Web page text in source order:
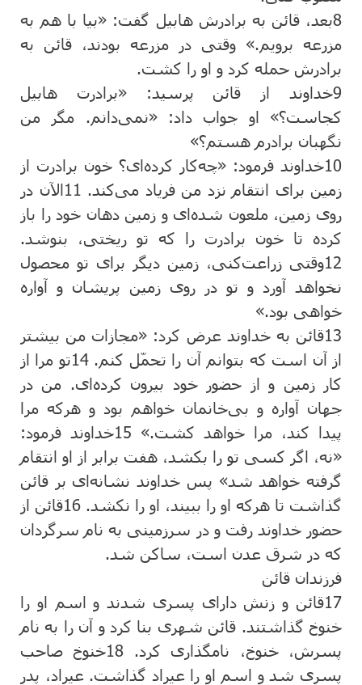
8بعد، قائن ‌به ‌برادرش‌ هابیل ‌گفت‌: «بیا با هم‌ به‌
مزرعه ‌برویم‌.» وقتی در مزرعه ‌بودند، قائن ‌به
‌برادرش‌ حمله‌ كرد و او را كشت‌.
9خداوند از قائن‌ پرسید: «برادرت ‌هابیل‌
كجاست‌؟» او جواب ‌داد: «نمی‌دانم‌. مگر من
‌نگهبان‌ برادرم‌ هستم‌؟»
10خداوند فرمود: «چه‌كار كرده‌ای‌؟ خون‌ برادرت‌ از
زمین‌ برای انتقام‌ نزد من‌ فریاد می‌كند. 11الآن‌ در
روی زمین‌، ملعون‌ شده‌ای و زمین‌ دهان ‌خود را باز
كرده‌ تا خون‌ برادرت‌ را كه تو ریختی، بنوشد.
12وقتی زراعت‌كنی‌، زمین ‌دیگر برای تو محصول
‌نخواهد آورد و تو در روی زمین‌ پریشان‌ و آواره‌
خواهی بود.»
13قائن‌ به ‌خداوند عرض ‌كرد: «مجازات‌ من‌ بیشتر
از آن است که بتوانم‌ آن‌ را تحمّل ‌كنم‌.14تو مرا از
كار زمین ‌و از حضور خود بیرون‌ كرده‌ای‌. من ‌در
جهان‌ آواره ‌و بی‌خانمان ‌خواهم‌ بود و هركه‌ مرا
پیدا كند، مرا خواهد كشت‌.» 15خداوند فرمود:
«نه‌، اگر كسی تو را بكشد، هفت‌ برابر از او انتقام‌
گرفته ‌خواهد شد» پس‌ خداوند نشانه‌ای بر قائن‌
گذاشت‌ تا هركه‌ او را ببیند، او را نكشد. 16قائن ‌از
حضور خداوند رفت ‌و در سرزمینی به ‌نام ‌سرگردان‌
كه ‌در شرق‌ عدن‌ است‌، ساكن ‌شد.
فرزندان‌ قائن‌
17قائن ‌و زنش‌ دارای پسری شدند و اسم ‌او را
خنوخ‌ گذاشتند. قائن‌ شهری بنا كرد و آن را به‌ نام‌
پسرش‌، خنوخ‌، نامگذاری كرد. 18خنوخ‌ صاحب
‌پسری شد و اسم ‌او را عیراد گذاشت‌. عیراد، پدر